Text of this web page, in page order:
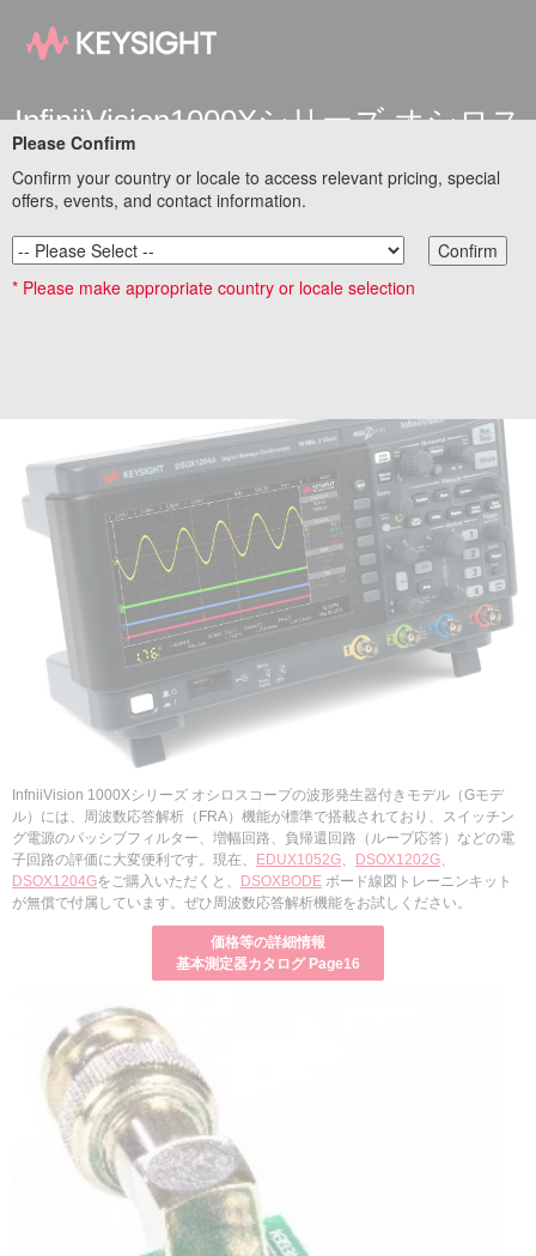
InfiniiVision1000Xシリーズ オシロス
コープに
ボード線図トレーニングキットが無
償バンドル！
InfniiVision 1000Xシリーズ オシロスコープの波形発生器付きモデル（Gモデ
ル）には、周波数応答解析（FRA）機能が標準で搭載されており、スイッチン
グ電源のパッシブフィルター、増幅回路、負帰還回路（ループ応答）などの電
子回路の評価に大変便利です。現在、 EDUX1052G、 DSOX1202G、
DSOX1204Gをご購入いただくと、 DSOXBODE ボード線図トレーニンキット
が無償で付属しています。ぜひ周波数応答解析機能をお試しください。
価格等の詳細情報
基本測定器カタログ Page16
Please Confirm
Confirm your country or locale to access relevant pricing, special
offers, events, and contact information.
Confirm
* Please make appropriate country or locale selection